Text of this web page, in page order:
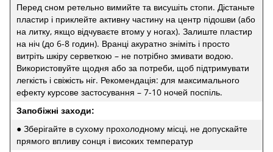
Перед сном ретельно вимийте та висушіть стопи. Дістаньте
пластир і приклейте активну частину на центр підошви (або
на литку, якщо відчуваєте втому у ногах). Залиште пластир
на ніч (до 6-8 годин). Вранці акуратно зніміть і просто
витріть шкіру серветкою – не потрібно змивати водою.
Використовуйте щодня або за потреби, щоб підтримувати
легкість і свіжість ніг. Рекомендація: для максимального
ефекту курсове застосування – 7-10 ночей поспіль.
Запобіжні заходи:
● Зберігайте в сухому прохолодному місці, не допускайте
прямого впливу сонця і високих температур